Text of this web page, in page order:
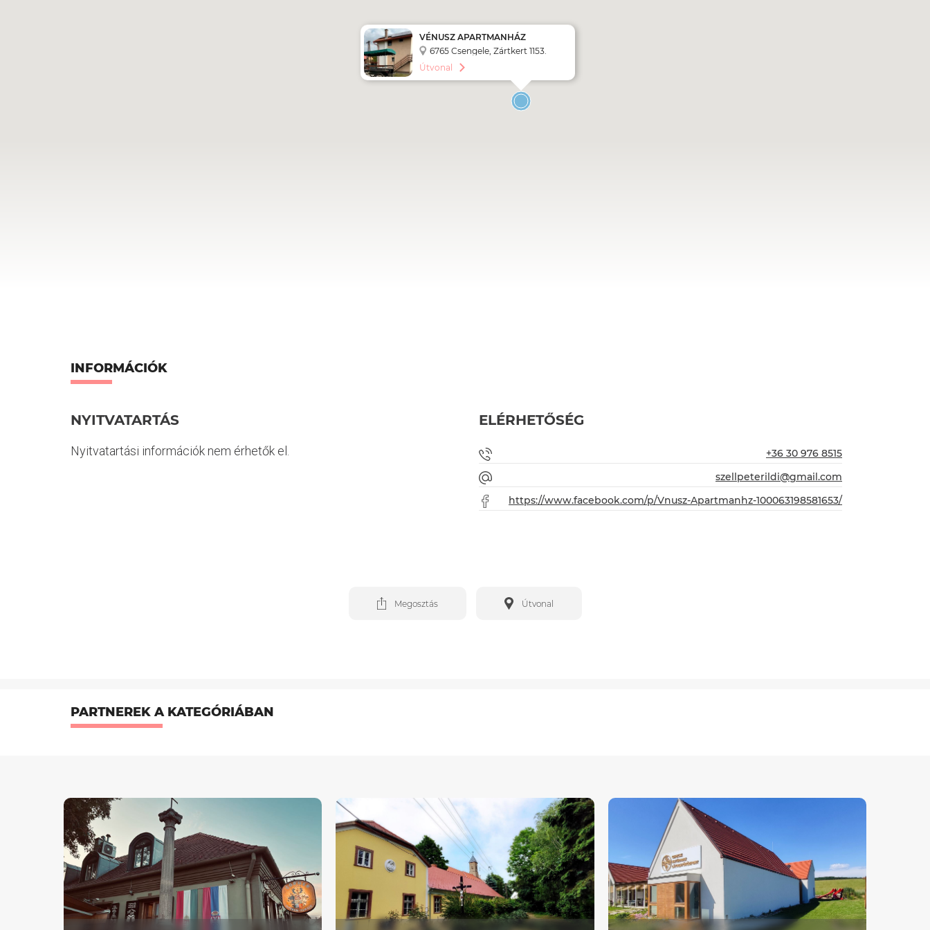
VÉNUSZ APARTMANHÁZ
6765 Csengele, Zártkert 1153.
Útvonal
INFORMÁCIÓK
NYITVATARTÁS
Nyitvatartási információk nem érhetők el.
ELÉRHETŐSÉG
+36 30 976 8515
szellpeterildi@gmail.com
https://www.facebook.com/p/Vnusz-Apartmanhz-100063198581653/
Megosztás Útvonal
PARTNEREK A KATEGÓRIÁBAN